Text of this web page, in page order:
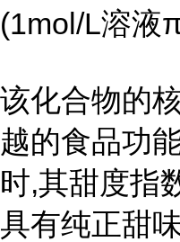
(1mol/L溶液
该化合物的
越的食品功
时,其甜度指
具有纯正甜